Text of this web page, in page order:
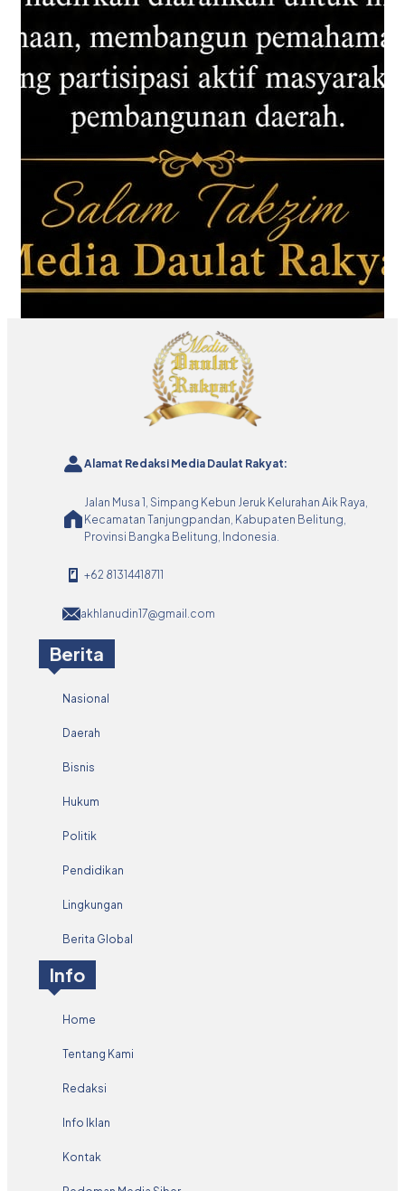
Alamat Redaksi Media Daulat Rakyat:
Jalan Musa 1, Simpang Kebun Jeruk Kelurahan Aik Raya,
Kecamatan Tanjungpandan, Kabupaten Belitung,
Provinsi Bangka Belitung, Indonesia.
+62 81314418711
akhlanudin17@gmail.com
Berita
Nasional
Daerah
Bisnis
Hukum
Politik
Pendidikan
Lingkungan
Berita Global
Info
Home
Tentang Kami
Redaksi
Info Iklan
Kontak